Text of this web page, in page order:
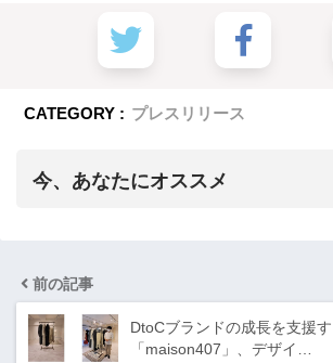
CATEGORY : プレスリリース
今、あなたにオススメ
前の記事
DtoCブランドの成長を支援す
「maison407」、デザイ…